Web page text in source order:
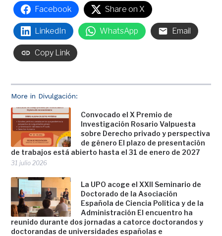
More in Divulgación:
Convocado el X Premio de
Investigación Rosario Valpuesta
sobre Derecho privado y perspectiva
de género El plazo de presentación
de trabajos está abierto hasta el 31 de enero de 2027
31 julio 2026
La UPO acoge el XXII Seminario de
Doctorado de la Asociación
Española de Ciencia Política y de la
Administración El encuentro ha
reunido durante dos jornadas a catorce doctorandos y
doctorandas de universidades españolas e
Facebook Share on X
LinkedIn WhatsApp Email
Copy Link